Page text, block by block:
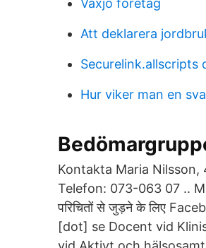
Vaxjo foretag
Att deklarera
Securelink.allscripts
Hur viker man en
Kontakta Maria Nilsson,
Telefon: 073-063 07 ..
परिचितों से जुड़ने के लिए
[dot] se Docent vid